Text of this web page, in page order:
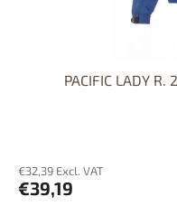
PACIFIC LADY
€32,39 Excl. VAT
€39,19